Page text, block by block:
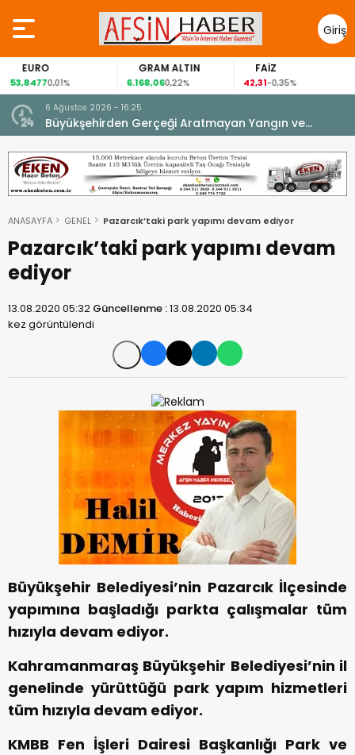
Giriş
Yap
EURO
53,84770,01%
GRAM ALTIN
6.168,060,22%
FAİZ
42,31-0,35%
6 Ağustos 2026 - 16:25
Büyükşehirden Gerçeği Aratmayan Yangın ve
Kurtarma Tatbikatı.
ANASAYFA GENEL Pazarcık’taki park yapımı devam ediyor
Pazarcık’taki park yapımı devam
ediyor
13.08.2020 05:32 Güncellenme :13.08.2020 05:34
kez görüntülendi
Büyükşehir Belediyesi’nin Pazarcık İlçesinde
yapımına başladığı parkta çalışmalar tüm
hızıyla devam ediyor.
Kahramanmaraş Büyükşehir Belediyesi’nin il
genelinde yürüttüğü park yapım hizmetleri
tüm hızıyla devam ediyor.
KMBB Fen İşleri Dairesi Başkanlığı Park ve